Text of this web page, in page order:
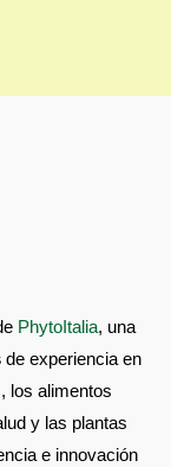
PhytoItalia, una
de experiencia en
los alimentos
y las plantas
e innovación